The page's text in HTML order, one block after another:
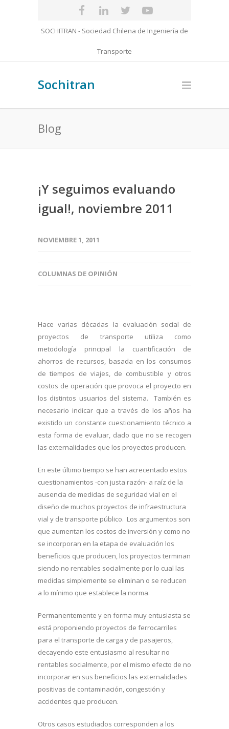
SOCHITRAN - Sociedad Chilena de Ingeniería de
Transporte
Sochitran
Blog
¡Y seguimos evaluando
igual!, noviembre 2011
NOVIEMBRE 1, 2011
COLUMNAS DE OPINIÓN
Hace varias décadas la evaluación social de
proyectos de transporte utiliza como
metodología principal la cuantificación de
ahorros de recursos, basada en los consumos
de tiempos de viajes, de combustible y otros
costos de operación que provoca el proyecto en
los distintos usuarios del sistema. También es
necesario indicar que a través de los años ha
existido un constante cuestionamiento técnico a
esta forma de evaluar, dado que no se recogen
las externalidades que los proyectos producen.
En este último tiempo se han acrecentado estos
cuestionamientos -con justa razón- a raíz de la
ausencia de medidas de seguridad vial en el
diseño de muchos proyectos de infraestructura
vial y de transporte público. Los argumentos son
que aumentan los costos de inversión y como no
se incorporan en la etapa de evaluación los
beneficios que producen, los proyectos terminan
siendo no rentables socialmente por lo cual las
medidas simplemente se eliminan o se reducen
a lo mínimo que establece la norma.
Permanentemente y en forma muy entusiasta se
está proponiendo proyectos de ferrocarriles
para el transporte de carga y de pasajeros,
decayendo este entusiasmo al resultar no
rentables socialmente, por el mismo efecto de no
incorporar en sus beneficios las externalidades
positivas de contaminación, congestión y
accidentes que producen.
Otros casos estudiados corresponden a los